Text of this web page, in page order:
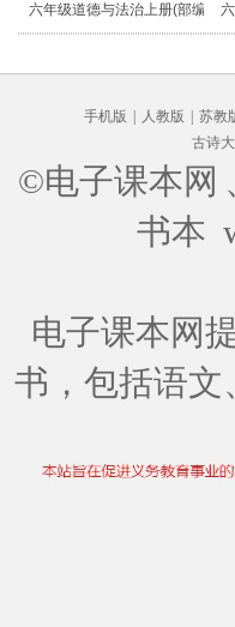
六年级道德与法治上册(部编
版)
手机版 人教版 苏教
古诗
©电子课本网
书本
电子课本网
书，包括语文